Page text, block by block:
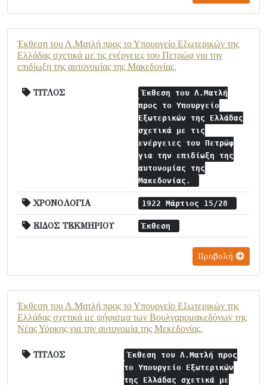
Έκθεση του Λ.Ματλή προς το Υπουργείο Εξωτερικών της
Ελλάδας σχετικά με τις ενέργειες του Πετρώφ για την
επιδίωξη της αυτονομίας της Μακεδονίας.
ΤΙΤΛΟΣ
Έκθεση του Λ.Ματλή
προς το Υπουργείο
Εξωτερικών της Ελλάδας
σχετικά με τις
ενέργειες του Πετρώφ
για την επιδίωξη της
αυτονομίας της
Μακεδονίας.
ΧΡΟΝΟΛΟΓΙΑ 1922 Μάρτιος 15/28
ΕΙΔΟΣ ΤΕΚΜΗΡΙΟΥ Έκθεση
Προβολή
Έκθεση του Λ.Ματλή προς το Υπουργείο Εξωτερικών της
Ελλάδας σχετικά με ψήφισμα των Βουλγαρομακεδόνων της
Νέας Υόρκης για την αυτονομία της Μεκεδονίας.
ΤΙΤΛΟΣ
Έκθεση του Λ.Ματλή προς
το Υπουργείο Εξωτερικών
της Ελλάδας σχετικά με